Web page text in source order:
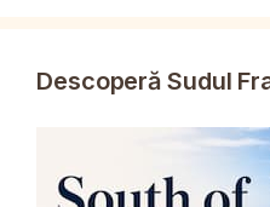
Descoperă Sudul